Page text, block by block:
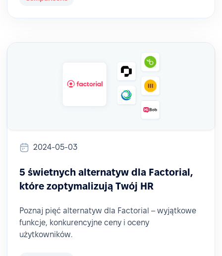
2024-05-03
5 świetnych alternatyw dla Factorial,
które zoptymalizują Twój HR
Poznaj pięć alternatyw dla Factorial – wyjątkowe
funkcje, konkurencyjne ceny i oceny
użytkowników.